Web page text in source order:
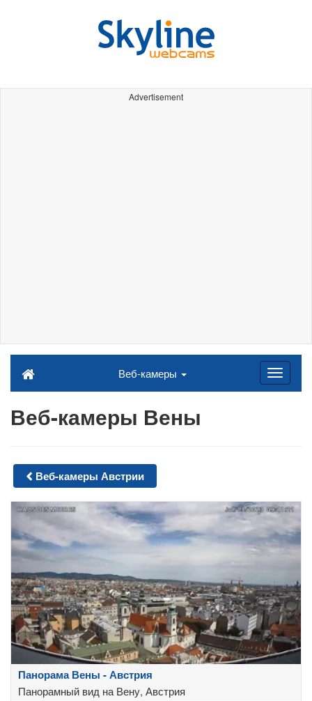
Advertisement
Веб-камеры
Веб-камеры Вены
Веб-камеры Австрии
Панорама Вены - Австрия
Панорамный вид на Вену, Австрия